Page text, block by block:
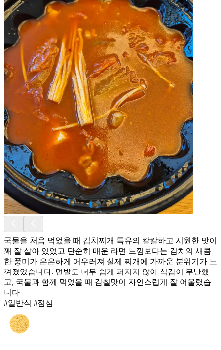
국물을 처음 먹었을 때 김치찌개 특유의 칼칼하고 시원한 맛이
꽤 잘 살아 있었고 단순히 매운 라면 느낌보다는 김치의 새콤
한 풍미가 은은하게 어우러져 실제 찌개에 가까운 분위기가 느
껴졌었습니다. 면발도 너무 쉽게 퍼지지 않아 식감이 무난했
고, 국물과 함께 먹었을 때 감칠맛이 자연스럽게 잘 어울렸습
니다
#일반식 #점심